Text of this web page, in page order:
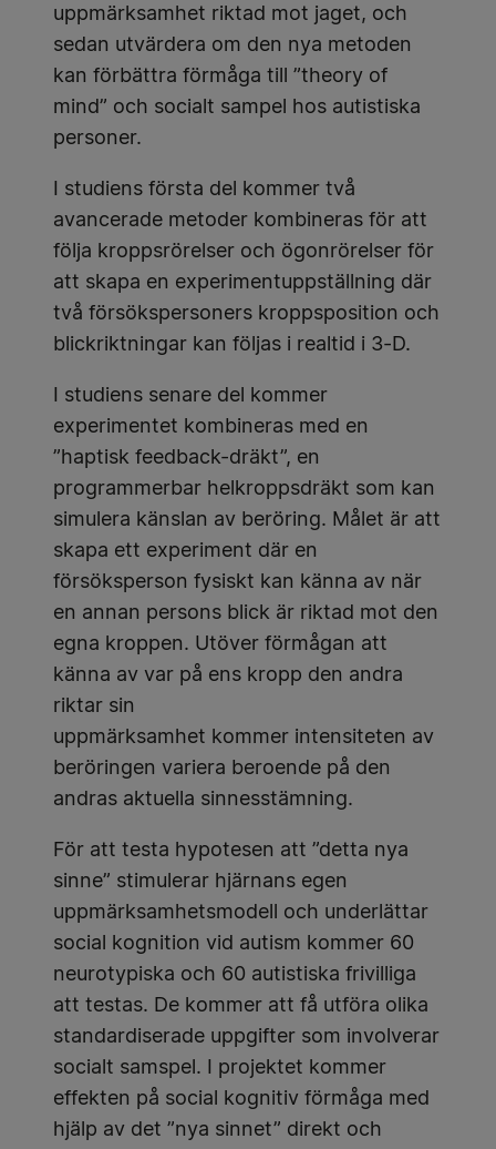
uppmärksamhet riktad mot jaget, och
sedan utvärdera om den nya metoden
kan förbättra förmåga till ”theory of
mind” och socialt sampel hos autistiska
personer.
I studiens första del kommer två
avancerade metoder kombineras för att
följa kroppsrörelser och ögonrörelser för
att skapa en experimentuppställning där
två försökspersoners kroppsposition och
blickriktningar kan följas i realtid i 3-D.
I studiens senare del kommer
experimentet kombineras med en
”haptisk feedback-dräkt”, en
programmerbar helkroppsdräkt som kan
simulera känslan av beröring. Målet är att
skapa ett experiment där en
försöksperson fysiskt kan känna av när
en annan persons blick är riktad mot den
egna kroppen. Utöver förmågan att
känna av var på ens kropp den andra
riktar sin
uppmärksamhet kommer intensiteten av
beröringen variera beroende på den
andras aktuella sinnesstämning.
För att testa hypotesen att ”detta nya
sinne” stimulerar hjärnans egen
uppmärksamhetsmodell och underlättar
social kognition vid autism kommer 60
neurotypiska och 60 autistiska frivilliga
att testas. De kommer att få utföra olika
standardiserade uppgifter som involverar
socialt samspel. I projektet kommer
effekten på social kognitiv förmåga med
hjälp av det ”nya sinnet” direkt och